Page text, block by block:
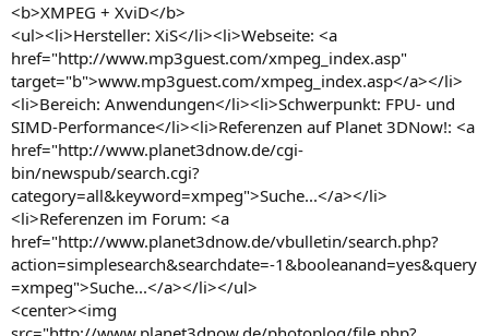
<b>XMPEG + XviD</b>
<ul><li>Hersteller: XiS</li><li>Webseite: <a
href="http://www.mp3guest.com/xmpeg_index.asp"
target="b">www.mp3guest.com/xmpeg_index.asp</a></li>
<li>Bereich: Anwendungen</li><li>Schwerpunkt: FPU- und
SIMD-Performance</li><li>Referenzen auf Planet 3DNow!: <a
href="http://www.planet3dnow.de/cgi-
bin/newspub/search.cgi?
category=all&keyword=xmpeg">Suche...</a></li>
<li>Referenzen im Forum: <a
href="http://www.planet3dnow.de/vbulletin/search.php?
action=simplesearch&searchdate=-1&booleanand=yes&query
=xmpeg">Suche...</a></li></ul>
<center><img